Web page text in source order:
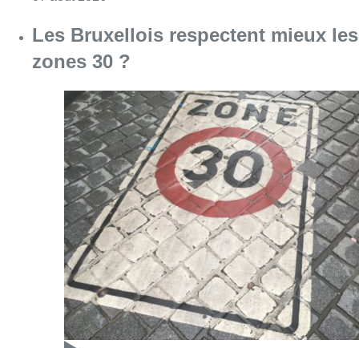
07 août 2026Consulter l'article "Les Bruxellois
Deux mineurs interpellés après un
vol à main armée dans un
commerce bruxellois